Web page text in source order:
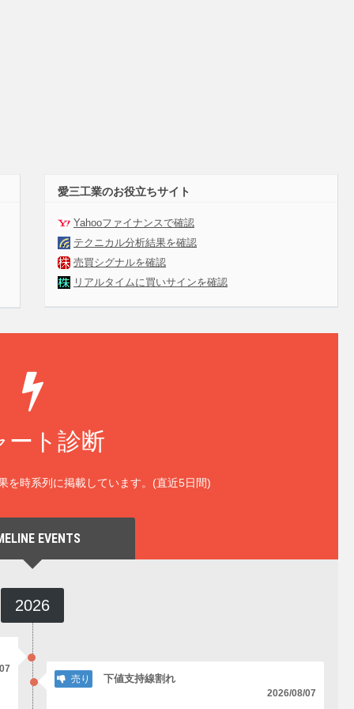
愛三工業のお役立ちサイト
Yahooファイナンスで確認
テクニカル分析結果を確認
売買シグナルを確認
リアルタイムに買いサインを確認
ート診断
を時系列に掲載しています。(直近5日間)
EVENTS
2026
売り
下値支持線割れ
2026/08/07